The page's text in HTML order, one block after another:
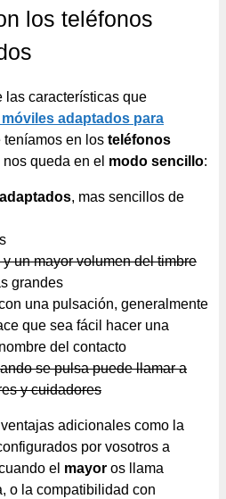
los teléfonos
las características que
adaptados para
teníamos en los teléfonos
queda en el modo sencillo:
adaptados, mas sencillos de
un mayor volumen del timbre
grandes
una pulsación, generalmente
que sea fácil hacer una
del contacto
se pulsa puede llamar a
y cuidadores
adicionales como la
por vosotros a
el mayor os llama
o la compatibilidad con